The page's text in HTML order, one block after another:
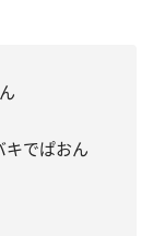
キでぱおん